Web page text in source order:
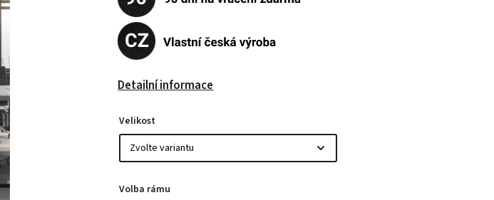
Detailní informace
Velikost
Volba rámu